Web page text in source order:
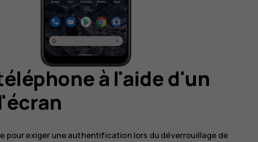
à l'aide d'un
pour exiger une authentification lors du déverrouillage de